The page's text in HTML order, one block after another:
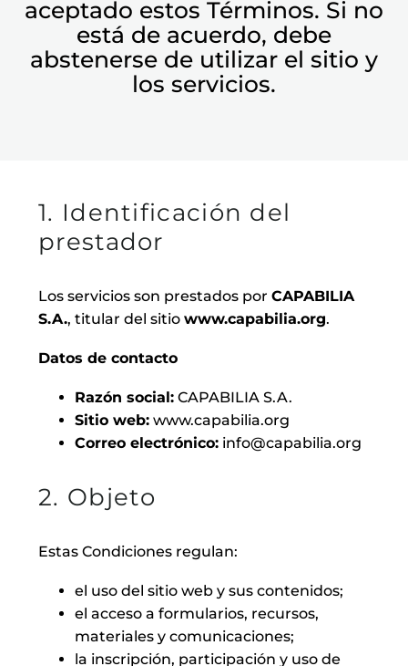
aceptado estos Términos. Si no
está de acuerdo, debe
abstenerse de utilizar el sitio y
los servicios.
1. Identificación del
prestador
Los servicios son prestados por CAPABILIA
S.A., titular del sitio www.capabilia.org.
Datos de contacto
Razón social: CAPABILIA S.A.
Sitio web: www.capabilia.org
Correo electrónico: info@capabilia.org
2. Objeto
Estas Condiciones regulan:
el uso del sitio web y sus contenidos;
el acceso a formularios, recursos,
materiales y comunicaciones;
la inscripción, participación y uso de